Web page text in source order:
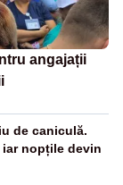
angajații
de caniculă.
iar nopțile devin